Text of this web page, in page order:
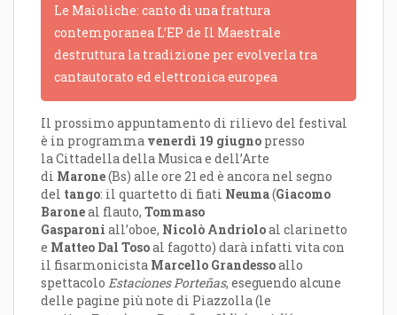
Le Maioliche: canto di una frattura
contemporanea L’EP de Il Maestrale
destruttura la tradizione per evolverla tra
cantautorato ed elettronica europea
Il prossimo appuntamento di rilievo del festival
è in programma venerdì 19 giugno presso
la Cittadella della Musica e dell’Arte
di Marone(Bs) alle ore 21 ed è ancora nel segno
del tango: il quartetto di fiati Neuma(Giacomo
Baroneal flauto, Tommaso
Gasparoni all’oboe, Nicolò Andrioloal clarinetto
e Matteo Dal Tosoal fagotto) darà infatti vita con
il fisarmonicista Marcello Grandessoallo
spettacolo Estaciones Porteñas, eseguendo alcune
delle pagine più note di Piazzolla (le